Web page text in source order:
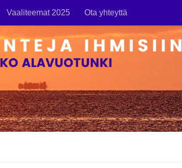
Vaaliteemat 2025 Ota yhteyttä